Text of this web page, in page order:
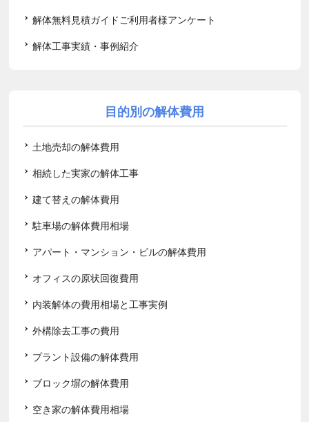
解体無料見積ガイドご利用者様アンケート
解体工事実績・事例紹介
目的別の解体費用
土地売却の解体費用
相続した実家の解体工事
建て替えの解体費用
駐車場の解体費用相場
アパート・マンション・ビルの解体費用
オフィスの原状回復費用
内装解体の費用相場と工事実例
外構除去工事の費用
プラント設備の解体費用
ブロック塀の解体費用
空き家の解体費用相場